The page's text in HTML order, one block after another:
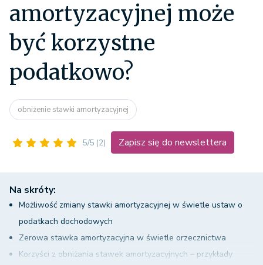
amortyzacyjnej może
być korzystne
podatkowo?
obniżenie stawki amortyzacyjnej
5/5 (2) Zapisz się do newslettera
Na skróty:
Możliwość zmiany stawki amortyzacyjnej w świetle ustaw o
podatkach dochodowych
Zerowa stawka amortyzacyjna w świetle orzecznictwa
Korzyści z obniżania stawek amortyzacyjnych – przykłady